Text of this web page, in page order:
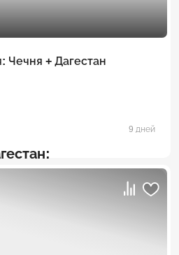
Чечня + Дагестан
9 дней